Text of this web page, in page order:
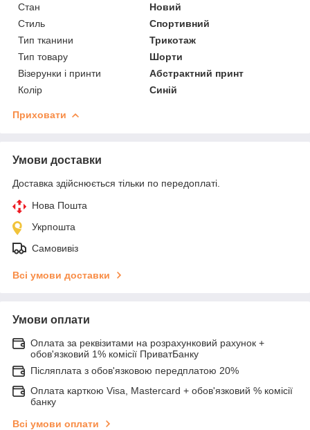
Стан
Новий
Стиль
Спортивний
Тип тканини
Трикотаж
Тип товару
Шорти
Візерунки і принти
Абстрактний принт
Колір
Синій
Приховати
Умови доставки
Доставка здійснюється тільки по передоплаті.
Нова Пошта
Укрпошта
Самовивіз
Всі умови доставки
Умови оплати
Оплата за реквізитами на розрахунковий рахунок +
обов'язковий 1% комісії ПриватБанку
Післяплата з обов'язковою передплатою 20%
Оплата карткою Visa, Mastercard + обов'язковий % комісії
банку
Всі умови оплати